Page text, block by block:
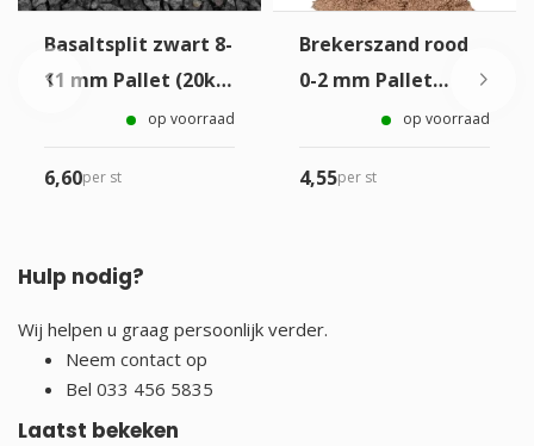
Basaltsplit zwart 8-
11 mm Pallet (20kg
op voorraad
6,60per st
Brekerszand rood
0-2 mm Pallet
(20kg zak)
op voorraad
4,55per st
Hulp nodig?
Wij helpen u graag persoonlijk verder.
Neem contact op
Bel 033 456 5835
Laatst bekeken